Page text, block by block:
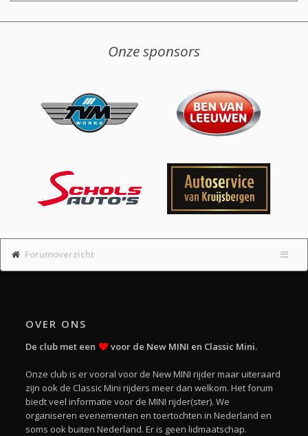
Onze sponsors
Forumoverzicht
OVER ONS
De club met een voor de New MINI en Classic Mini.
Onze club is er vooral voor de New MINI rijder maar uiteraard
zijn ook de Classic Mini rijders meer dan welkom. Het forum
biedt veel informatie voor de MINI rijder(ster). We
organiseren evenementen en toertochten in Nederland en
soms ook buiten Nederland. Er is geen lidmaatschap.